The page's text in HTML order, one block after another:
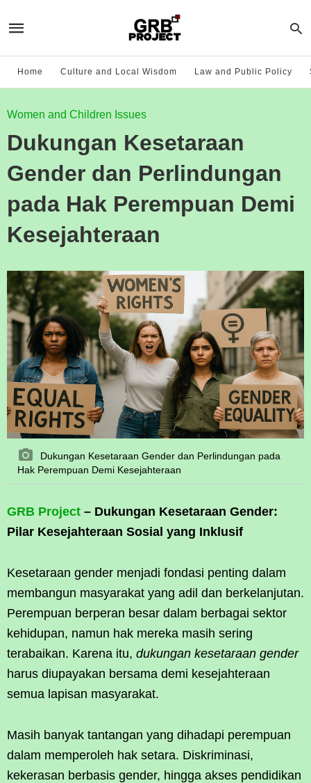
Home Culture and Local Wisdom Law and Public Policy
Women and Children Issues
Dukungan Kesetaraan
Gender dan Perlindungan
pada Hak Perempuan Demi
Kesejahteraan
Dukungan Kesetaraan Gender dan Perlindungan pada
Hak Perempuan Demi Kesejahteraan
GRB Project – Dukungan Kesetaraan Gender:
Pilar Kesejahteraan Sosial yang Inklusif
Kesetaraan gender menjadi fondasi penting dalam
membangun masyarakat yang adil dan berkelanjutan.
Perempuan berperan besar dalam berbagai sektor
kehidupan, namun hak mereka masih sering
terabaikan. Karena itu, dukungan kesetaraan gender
harus diupayakan bersama demi kesejahteraan
semua lapisan masyarakat.
Masih banyak tantangan yang dihadapi perempuan
dalam memperoleh hak setara. Diskriminasi,
kekerasan berbasis gender, hingga akses pendidikan